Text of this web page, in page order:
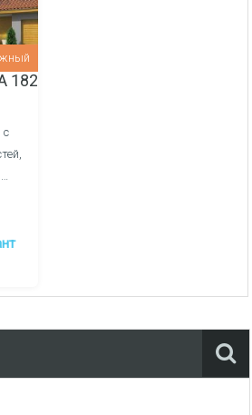
стен из фортана
сети и распределительный
механизированной
-
182
с